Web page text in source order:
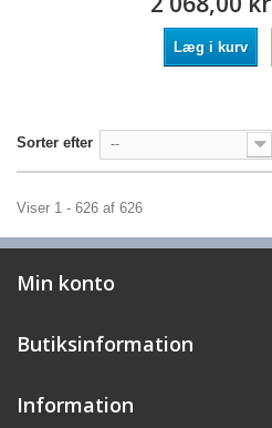
Læg i kurv
Sorter efter --
Viser 1 - 626 af 626
Min konto
Butiksinformation
Information